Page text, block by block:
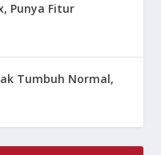
Punya Fitur
Tumbuh Normal,